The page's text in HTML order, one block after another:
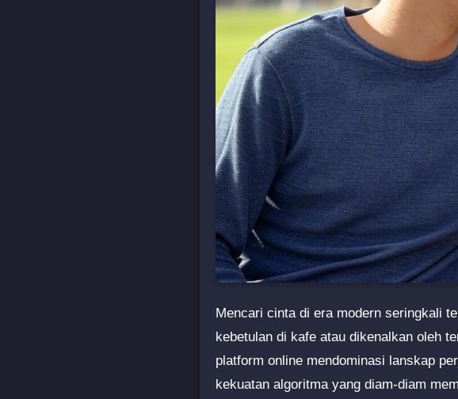
Mencari cinta di era modern seringkali
kebetulan di kafe atau dikenalkan oleh
platform online mendominasi lanskap
kekuatan algoritma yang diam-diam